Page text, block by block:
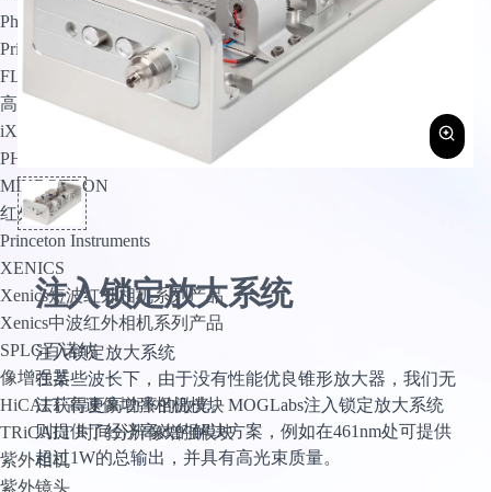
PhotoMetrics
Princeton Instruments
FLI
高速相机
iX Cameras
PHANTOM
MIKROTRON
红外相机
Princeton Instruments
XENICS
Xenics短波红外相机系列产品
Xenics中波红外相机系列产品
SPLG百诺纳
像增强器
HiCATT 高速像增强相机模块
TRiCATT 时间分辨像增强模块
紫外相机
紫外镜头
注入锁定放大系统
注入锁定放大系统
在某些波长下，由于没有性能优良锥形放大器，我们无
法获得更高功率的激光。MOGLabs注入锁定放大系统
则提供了经济高效的解决方案，例如在461nm处可提供
超过1W的总输出，并具有高光束质量。